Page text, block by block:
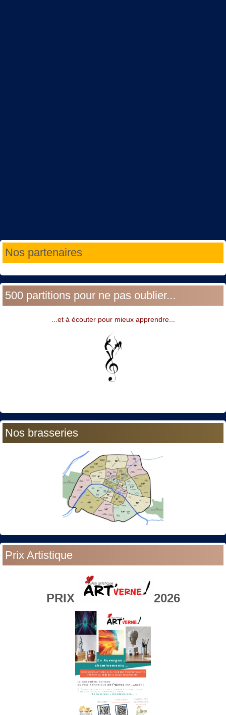
Nos partenaires
500 partitions pour ne pas oublier...
...et à écouter pour mieux apprendre...
Nos brasseries
Prix Artistique
PRIX 2026
Année
précédente
Mois
précédent
Année
suivante
Mois
suivant